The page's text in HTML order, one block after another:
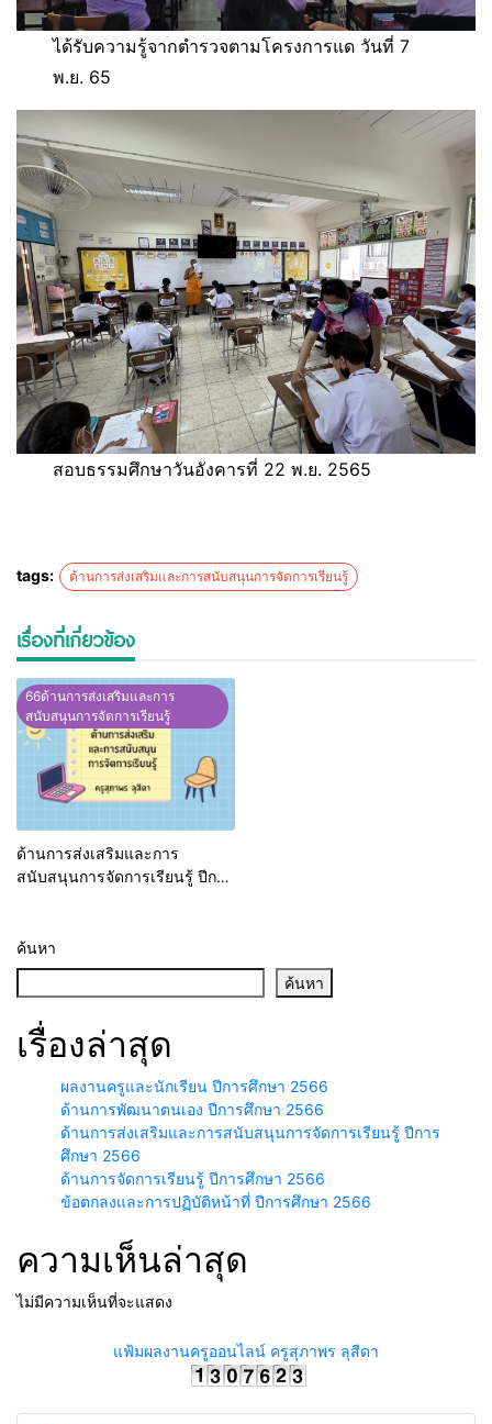
ได้รับความรู้จากตำรวจตามโครงการแด วันที่ 7
พ.ย. 65
สอบธรรมศึกษาวันอังคารที่ 22 พ.ย. 2565
tags: ด้านการส่งเสริมและการสนับสนุนการจัดการเรียนรู้
เรื่องที่เกี่ยวข้อง
66ด้านการส่งเสริมและการ
สนับสนุนการจัดการเรียนรู้
ด้านการส่งเสริมและการ
สนับสนุนการจัดการเรียนรู้ ปีการ
ค้นหา
ค้นหา
เรื่องล่าสุด
ผลงานครูและนักเรียน ปีการศึกษา 2566
ด้านการพัฒนาตนเอง ปีการศึกษา 2566
ด้านการส่งเสริมและการสนับสนุนการจัดการเรียนรู้ ปีการ
ศึกษา 2566
ด้านการจัดการเรียนรู้ ปีการศึกษา 2566
ข้อตกลงและการปฏิบัติหน้าที่ ปีการศึกษา 2566
ความเห็นล่าสุด
ไม่มีความเห็นที่จะแสดง
แฟ้มผลงานครูออนไลน์ ครูสุภาพร ลุสีดา